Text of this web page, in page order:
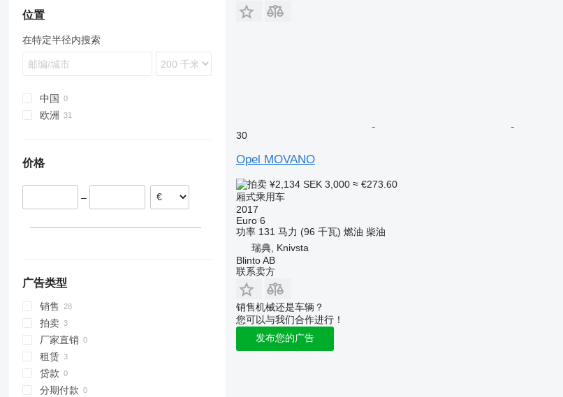
Viano
Vito
eSprinter
eVito
Voxy
Transporter
位置
在特定半径内搜索
中国
欧洲
捷克
价格
–
广告类型
销售
拍卖
厂家直销
租赁
贷款
分期付款
30
Opel MOVANO
¥2,134 SEK 3,000 ≈ €273.60
厢式乘用车
2017
Euro 6
功率 131 马力 (96 千瓦) 燃油 柴油
瑞典, Knivsta
Blinto AB
联系卖方
销售机械还是车辆？
您可以与我们合作进行！
发布您的广告